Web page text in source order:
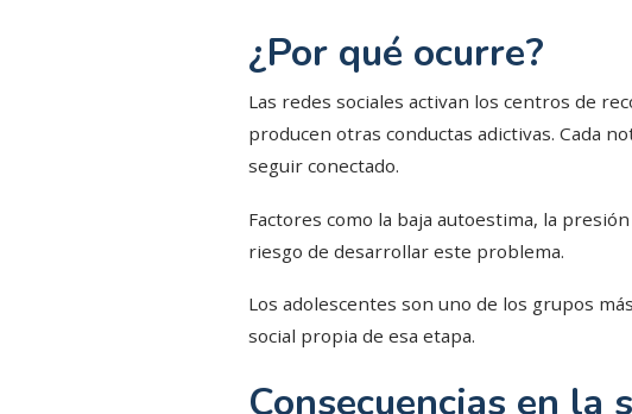
¿Por qué ocurre?
Las redes sociales activan los centros de
producen otras conductas adictivas. Cada
seguir conectado.
Factores como la baja autoestima, la
riesgo de desarrollar este problema.
Los adolescentes son uno de los grupos
social propia de esa etapa.
Consecuencias en la